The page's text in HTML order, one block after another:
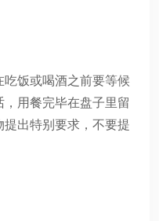
饭或喝酒之前要等候
用餐完毕在盘子里留
出特别要求，不要提